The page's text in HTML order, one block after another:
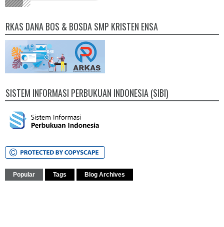
RKAS DANA BOS & BOSDA SMP KRISTEN ENSA
SISTEM INFORMASI PERBUKUAN INDONESIA (SIBI)
Popular Tags Blog Archives